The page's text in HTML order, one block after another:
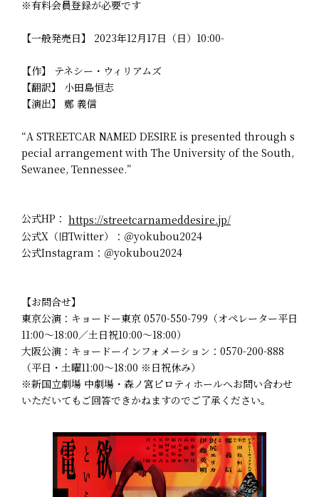
※有料会員登録が必要です
【一般発売日】 2023年12月17日（日）10:00-
【作】 テネシー・ウィリアムズ
【翻訳】 小田島恒志
【演出】 鄭 義信
“A STREETCAR NAMED DESIRE is presented through s
pecial arrangement with The University of the South,
Sewanee, Tennessee.”
公式HP： https://streetcarnameddesire.jp/
公式X（旧Twitter）：＠yokubou2024
公式Instagram：＠yokubou2024
【お問合せ】
東京公演：キョードー東京 0570-550-799（オペレーター平日
11:00～18:00／土日祝10:00～18:00）
大阪公演：キョードーインフォメーション：0570-200-888
（平日・土曜11:00～18:00 ※日祝休み）
※新国立劇場 中劇場・森ノ宮ピロティホールへお問い合わせ
いただいてもご回答できかねますのでご了承ください。